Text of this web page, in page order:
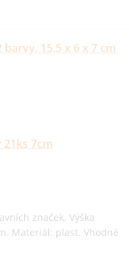
15,5 x 6 x 7 cm
7cm
značek. Výška
Materiál: plast. Vhodné